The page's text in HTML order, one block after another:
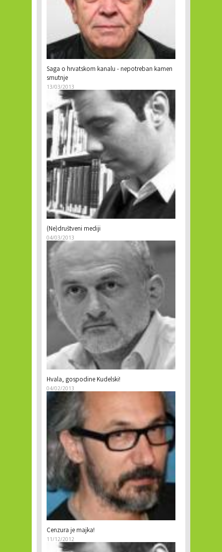
Saga o hrvatskom kanalu - nepotreban kamen
smutnje
13/03/2013
(Ne)društveni mediji
04/03/2013
Hvala, gospodine Kudelski!
04/02/2013
Cenzura je majka!
11/12/2012